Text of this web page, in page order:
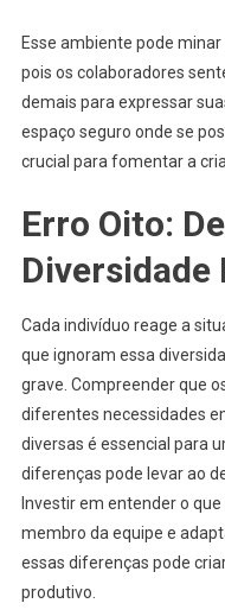
Esse ambiente pode
pois os colaboradores
demais para expressar
espaço seguro onde se
crucial para fomentar a
Erro Oito:
Diversidade
Cada indivíduo reage a
que ignoram essa
grave. Compreender que
diferentes necessidades
diversas é essencial para
diferenças pode levar ao
Investir em entender o
membro da equipe e
essas diferenças pode
produtivo.